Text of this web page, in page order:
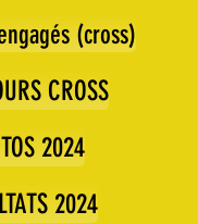
(cross)
CROSS
2024
2024